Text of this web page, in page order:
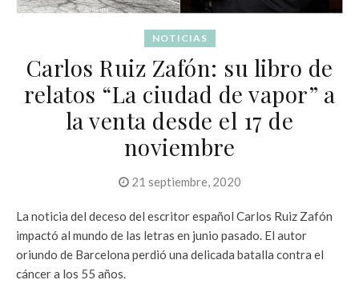
NOTICIAS
Carlos Ruiz Zafón: su libro de
relatos “La ciudad de vapor” a
la venta desde el 17 de
noviembre
21 septiembre, 2020
La noticia del deceso del escritor español Carlos Ruiz Zafón
impactó al mundo de las letras en junio pasado. El autor
oriundo de Barcelona perdió una delicada batalla contra el
cáncer a los 55 años.